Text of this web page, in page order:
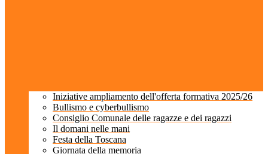
Iniziative ampliamento dell'offerta formativa 2025/26
Bullismo e cyberbullismo
Consiglio Comunale delle ragazze e dei ragazzi
Il domani nelle mani
Festa della Toscana
Giornata della memoria